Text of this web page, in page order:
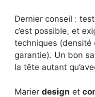
Dernier conseil :
c’est possible, et
techniques (densité
garantie). Un bon
la tête autant
Marier design et